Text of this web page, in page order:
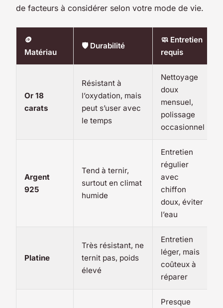
de facteurs à considérer selon votre mode de vie.
🪙
Matériau
🛡️ Durabilité
🧼 Entretien
requis
Or 18
carats
Résistant à
l’oxydation, mais
peut s’user avec
le temps
Nettoyage
doux
mensuel,
polissage
occasionnel
Argent
925
Tend à ternir,
surtout en climat
humide
Entretien
régulier
avec
chiffon
doux, éviter
l’eau
Platine
Très résistant, ne
ternit pas, poids
élevé
Entretien
léger, mais
coûteux à
réparer
Presque